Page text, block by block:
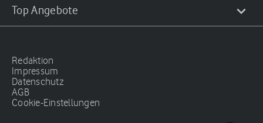
Top Angebote
Redaktion
Impressum
Datenschutz
AGB
Cookie-Einstellungen